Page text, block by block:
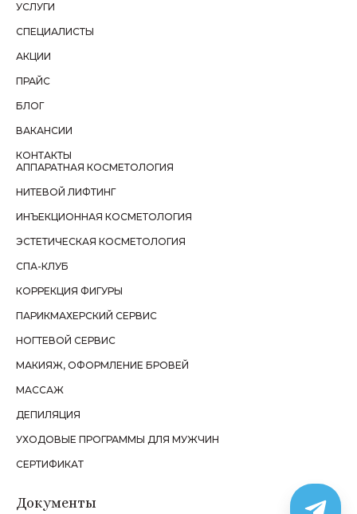
УСЛУГИ
СПЕЦИАЛИСТЫ
АКЦИИ
ПРАЙС
БЛОГ
ВАКАНСИИ
КОНТАКТЫ
АППАРАТНАЯ КОСМЕТОЛОГИЯ
НИТЕВОЙ ЛИФТИНГ
ИНЪЕКЦИОННАЯ КОСМЕТОЛОГИЯ
ЭСТЕТИЧЕСКАЯ КОСМЕТОЛОГИЯ
СПА-КЛУБ
КОРРЕКЦИЯ ФИГУРЫ
ПАРИКМАХЕРСКИЙ СЕРВИС
НОГТЕВОЙ СЕРВИС
МАКИЯЖ, ОФОРМЛЕНИЕ БРОВЕЙ
МАССАЖ
ДЕПИЛЯЦИЯ
УХОДОВЫЕ ПРОГРАММЫ ДЛЯ МУЖЧИН
СЕРТИФИКАТ
Документы